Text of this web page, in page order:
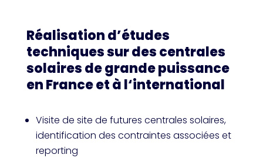
Réalisation d’études
techniques sur des centrales
solaires de grande puissance
en France et à l‘international
Visite de site de futures centrales solaires,
identification des contraintes associées et
reporting